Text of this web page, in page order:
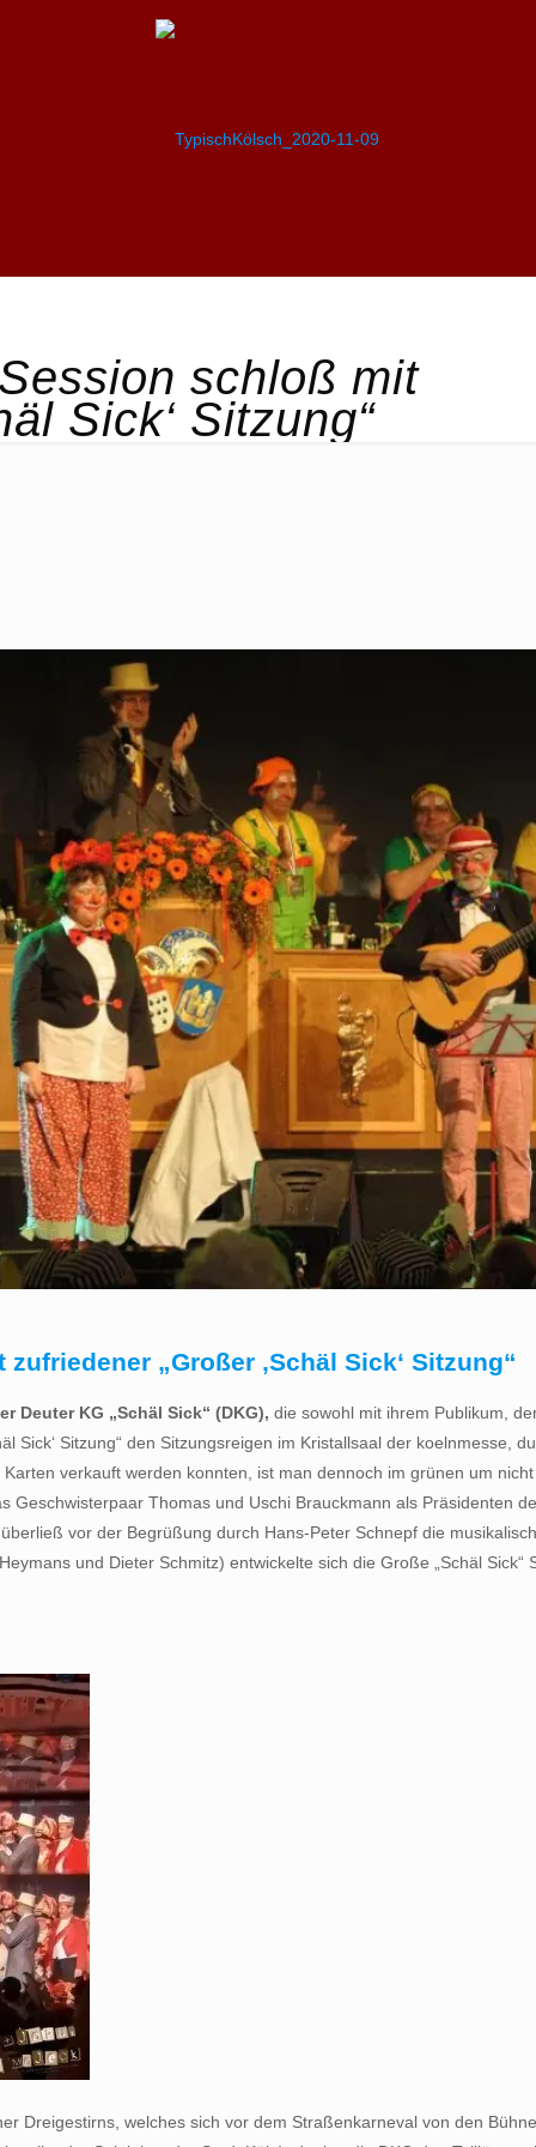
schloß mit
Sick‘ Sitzung“
„Großer ‚Schäl Sick‘ Sitzung“
Deuter KG „Schäl Sick“ (DKG), die sowohl mit ihrem Publikum,
Sick‘ Sitzung“ den Sitzungsreigen im Kristallsaal der koelnmesse,
verkauft werden konnten, ist man dennoch im grünen um
Geschwisterpaar Thomas und Uschi Brauckmann als Präsidenten
vor der Begrüßung durch Hans-Peter Schnepf die
und Dieter Schmitz) entwickelte sich die Große „Schäl
Dreigestirns, welches sich vor dem Straßenkarneval von den